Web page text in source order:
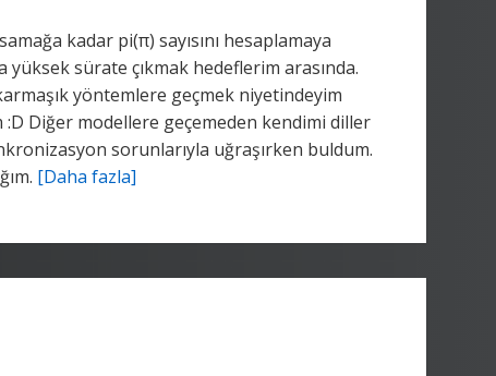
kadar pi(π) sayısını hesaplamaya
sürate çıkmak hedeflerim arasında.
yöntemlere geçmek niyetindeyim
Diğer modellere geçemeden kendimi diller
sorunlarıyla uğraşırken buldum.
[Daha fazla]